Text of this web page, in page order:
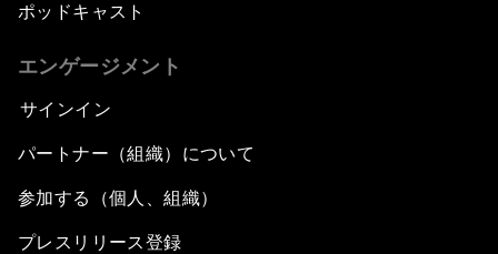
ポッドキャスト
エンゲージメント
サインイン
パートナー（組織）について
参加する（個人、組織）
プレスリリース登録